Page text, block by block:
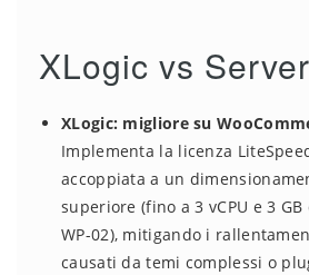
XLogic vs
XLogic: migliore su
Implementa la licenza
accoppiata a un
superiore (fino a 3 vCPU e 3
WP-02), mitigando i
causati da temi complessi o